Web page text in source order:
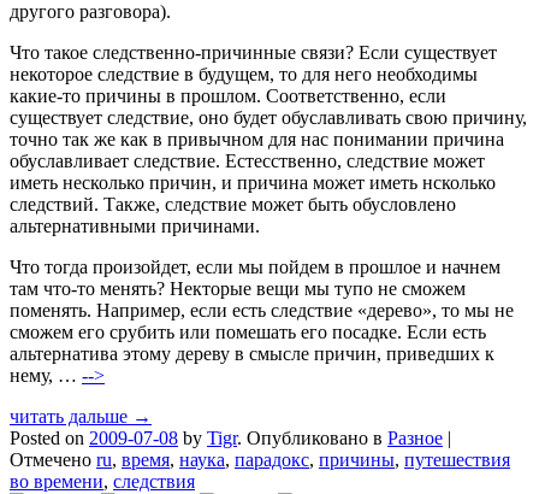
другого разговора).
Что такое следственно-причинные связи? Если существует
некоторое следствие в будущем, то для него необходимы
какие-то причины в прошлом. Соответственно, если
существует следствие, оно будет обуславливать свою причину,
точно так же как в привычном для нас понимании причина
обуславливает следствие. Естесственно, следствие может
иметь несколько причин, и причина может иметь нсколько
следствий. Также, следствие может быть обусловлено
альтернативными причинами.
Что тогда произойдет, если мы пойдем в прошлое и начнем
там что-то менять? Некторые вещи мы тупо не сможем
поменять. Например, если есть следствие «дерево», то мы не
сможем его срубить или помешать его посадке. Если есть
альтернатива этому дереву в смысле причин, приведших к
нему, … -->
читать дальше →
Posted on 2009-07-08 by Tigr. Опубликовано в Разное |
Отмечено ru, время, наука, парадокс, причины, путешествия
во времени, следствия